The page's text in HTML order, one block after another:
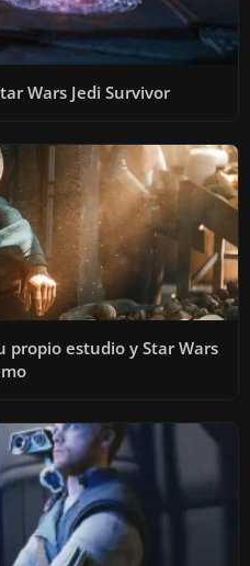
Wars Jedi Survivor
propio estudio y Star Wars